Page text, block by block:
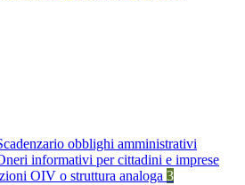
obblighi amministrativi
informativi per cittadini e imprese
OIV o struttura analoga 3